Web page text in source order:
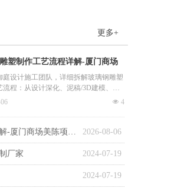
更多+
塑制作工艺流程详解-厦门商场
从图纸到落地
庭设计施工团队，详细拆解玻璃钢雕塑
流程：从设计深化、泥稿/3D建模、翻
、打磨、喷漆到现场安装的完整步骤，
넶 4
2026-08-06
玻璃钢雕塑制作工艺流程详解-厦门商场美陈项目从图纸到落地
2024-07-19
厂家
2024-07-19